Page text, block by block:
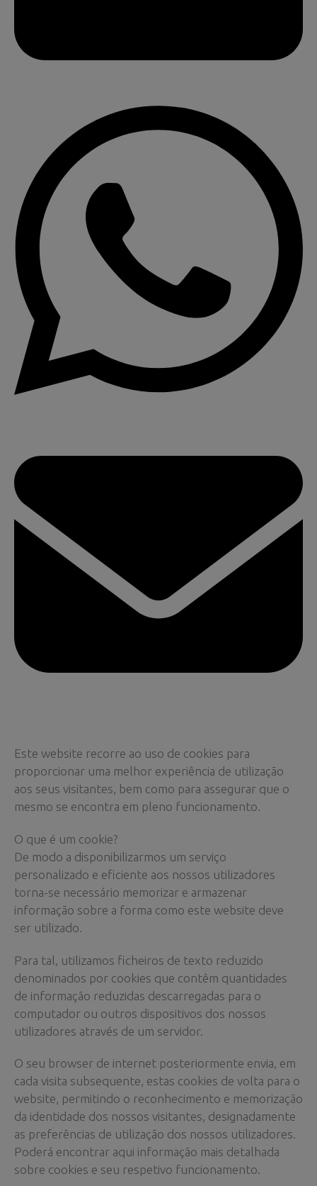
Este website recorre ao uso de cookies para
proporcionar uma melhor experiência de utilização
aos seus visitantes, bem como para assegurar que o
mesmo se encontra em pleno funcionamento.
O que é um cookie?
De modo a disponibilizarmos um serviço
personalizado e eficiente aos nossos utilizadores
torna-se necessário memorizar e armazenar
informação sobre a forma como este website deve
ser utilizado.
Para tal, utilizamos ficheiros de texto reduzido
denominados por cookies que contêm quantidades
de informação reduzidas descarregadas para o
computador ou outros dispositivos dos nossos
utilizadores através de um servidor.
O seu browser de internet posteriormente envia, em
cada visita subsequente, estas cookies de volta para o
website, permitindo o reconhecimento e memorização
da identidade dos nossos visitantes, designadamente
as preferências de utilização dos nossos utilizadores.
Poderá encontrar aqui informação mais detalhada
sobre cookies e seu respetivo funcionamento.